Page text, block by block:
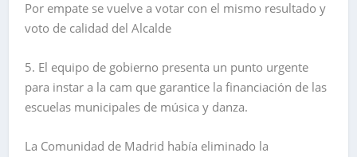
Por empate se vuelve a votar con el mismo resultado y
voto de calidad del Alcalde
5. El equipo de gobierno presenta un punto urgente
para instar a la cam que garantice la financiación de las
escuelas municipales de música y danza.
La Comunidad de Madrid había eliminado la